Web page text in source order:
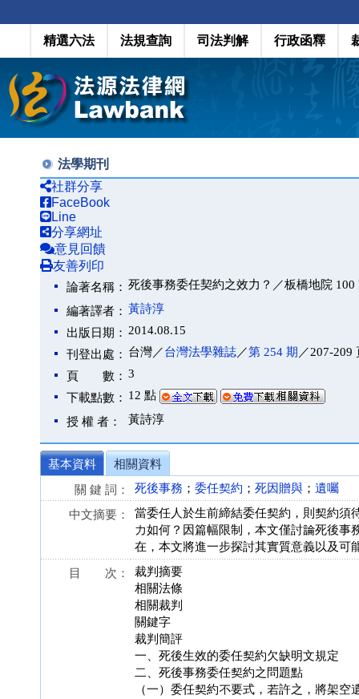
精選六法 法規查詢 司法判解 行政函釋
法學期刊
社群分享
FaceBook
Line
分享網址
意見回饋
友善列印
論著名稱： 死後事務委任契約之效力？／板橋地院 100
編著譯者： 黃詩淳
出版日期： 2014.08.15
刊登出處： 台灣／台灣法學雜誌／第 254 期 ／207-209
頁 數： 3
下載點數： 12 點
授 權 者： 黃詩淳
基本資料
相關資料
關 鍵 詞：
死後事務 ； 委任契約 ； 死因贈與 ； 遺囑
中文摘要：
當委任人於生前締結委任契約，則契約須
力如何？因篇幅限制，本文僅討論死後事
在，本文將進一步探討其實質意義以及可
目 次：
裁判摘要
相關法條
相關裁判
關鍵字
裁判簡評
一、死後生效的委任契約欠缺明文規定
二、死後事務委任契約之問題點
（一）委任契約不要式，若許之，將架空